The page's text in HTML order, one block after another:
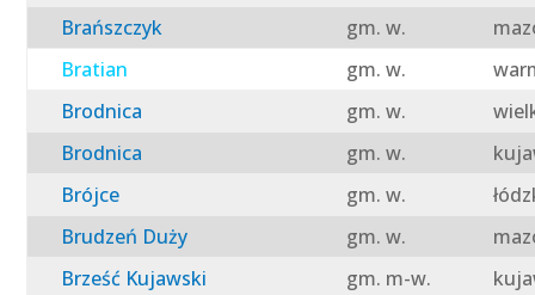
Brańszczyk
gm. w.
Bratian
gm. w.
Brodnica
gm. w.
Brodnica
gm. w.
Brójce
gm. w.
Brudzeń Duży
gm. w.
Brześć Kujawski
gm. m-w.